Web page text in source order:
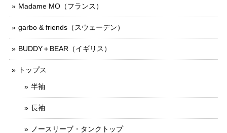
Madame MO（フランス）
garbo & friends（スウェーデン）
BUDDY＋BEAR（イギリス）
トップス
半袖
長袖
ノースリーブ・タンクトップ